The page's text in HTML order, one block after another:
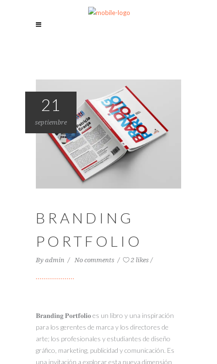
21
septiembre
BRANDING
PORTFOLIO
By admin No comments 2 likes
𝐁𝐫𝐚𝐧𝐝𝐢𝐧𝐠 𝐏𝐨𝐫𝐭𝐟𝐨𝐥𝐢𝐨 es un libro y una inspiración
para los gerentes de marca y los directores de
arte; los profesionales y estudiantes de diseño
gráfico, marketing, publicidad y comunicación. Es
una invitación a explorar esta nueva dimensión